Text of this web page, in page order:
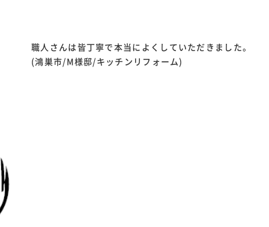
職人さんは皆丁寧で本当によくしていただきました。
(鴻巣市/M様邸/キッチンリフォーム)